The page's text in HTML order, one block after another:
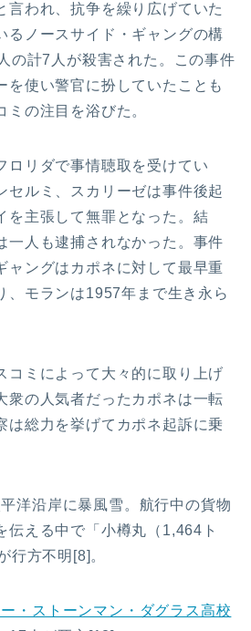
言われ、抗争を繰り広げていた
るノースサイド・ギャングの構
の計7人が殺害された。この事件
を使い警官に扮していたことも
の注目を浴びた。
ロリダで事情聴取を受けてい
セルミ、スカリーゼは事件後起
を主張して無罪となった。結
一人も逮捕されなかった。事件
ャングはカポネに対して最早重
、モランは1957年まで生き永ら
コミによって大々的に取り上げ
衆の人気者だったカポネは一転
は総力を挙げてカポネ起訴に乗
洋沿岸に暴風雪。航行中の貨物
伝える中で「小樽丸（1,464ト
行方不明[8]。
・ストーンマン・ダグラス高校